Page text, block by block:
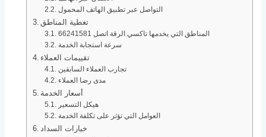
التواصل عبر تطبيق الهاتف المحمول
تغطية المناطق
المناطق التي يخدمها تاكسي الرقة اتصل 66241581
سرعة استجابة الخدمة
تقييمات العملاء
تجارب العملاء السابقين
مدى رضا العملاء
أسعار الخدمة
هيكل التسعير
العوامل التي تؤثر على تكلفة الخدمة
خيارات السداد